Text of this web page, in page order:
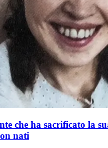
che ha sacrificato la
nati